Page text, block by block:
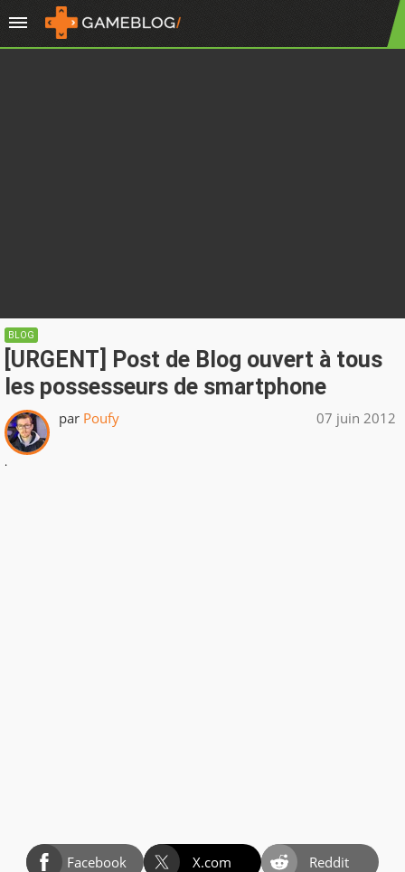
BLOG
[URGENT] Post de Blog ouvert à tous
les possesseurs de smartphone
par Poufy 07 juin 2012
.
Facebook X.com
Reddit